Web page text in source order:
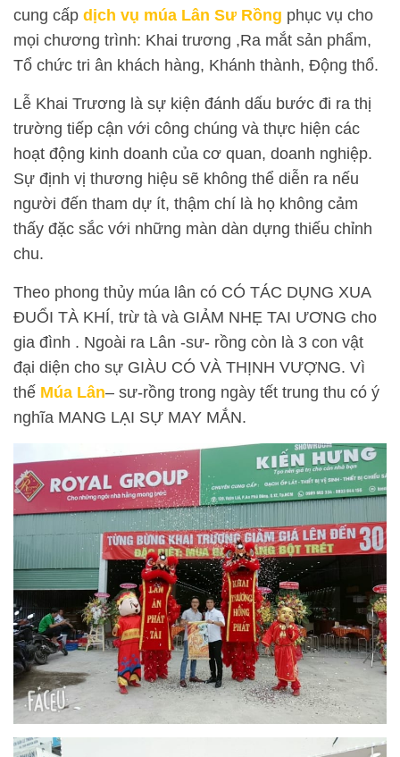
cung cấp dịch vụ múa Lân Sư Rồng phục vụ cho
mọi chương trình: Khai trương ,Ra mắt sản phẩm,
Tổ chức tri ân khách hàng, Khánh thành, Động thổ.
Lễ Khai Trương là sự kiện đánh dấu bước đi ra thị
trường tiếp cận với công chúng và thực hiện các
hoạt động kinh doanh của cơ quan, doanh nghiệp.
Sự định vị thương hiệu sẽ không thể diễn ra nếu
người đến tham dự ít, thậm chí là họ không cảm
thấy đặc sắc với những màn dàn dựng thiếu chỉnh
chu.
Theo phong thủy múa lân có CÓ TÁC DỤNG XUA
ĐUỔI TÀ KHÍ, trừ tà và GIẢM NHẸ TAI ƯƠNG cho
gia đình . Ngoài ra Lân -sư- rồng còn là 3 con vật
đại diện cho sự GIÀU CÓ VÀ THỊNH VƯỢNG. Vì
thế Múa Lân– sư-rồng trong ngày tết trung thu có ý
nghĩa MANG LẠI SỰ MAY MẮN.